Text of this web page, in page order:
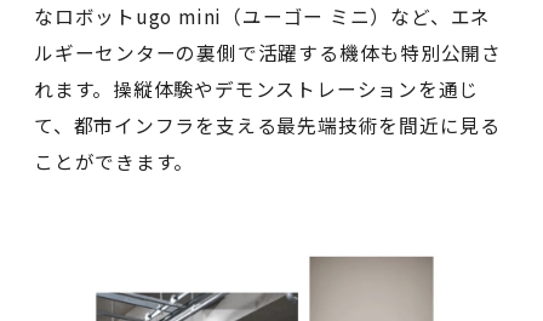
なロボットugo mini（ユーゴー ミニ）など、エネ
ルギーセンターの裏側で活躍する機体も特別公開さ
れます。操縦体験やデモンストレーションを通じ
て、都市インフラを支える最先端技術を間近に見る
ことができます。